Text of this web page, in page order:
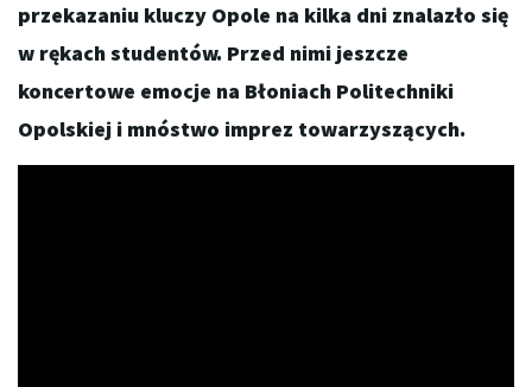
przekazaniu kluczy Opole na kilka dni znalazło się
w rękach studentów. Przed nimi jeszcze
koncertowe emocje na Błoniach Politechniki
Opolskiej i mnóstwo imprez towarzyszących.